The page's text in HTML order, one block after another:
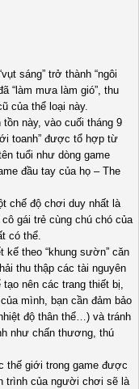
sáng” trở thành “ngôi
“làm mưa làm gió”, thu
của thể loại này.
tồn này, vào cuối tháng 9
toanh” được tổ hợp từ
tuổi như dòng game
đầu tay của họ – The
chế độ chơi duy nhất là
gái trẻ cùng chú chó của
có thể.
theo “khung sườn” căn
thu thập các tài nguyên
nên các trang thiết bị,
mình, bạn cần đảm bảo
độ thân thể…) và tránh
như chấn thương, thú
thế giới trong game được
trình của người chơi sẽ là